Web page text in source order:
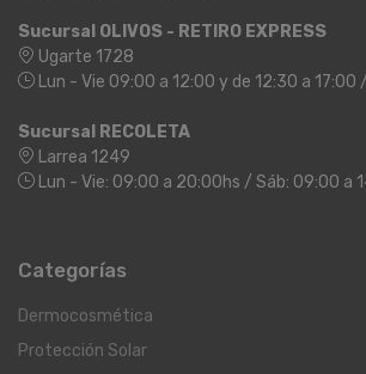
Sucursal OLIVOS - RETIRO EXPRESS
Ugarte 1728
Lun - Vie 09:00 a 12:00 y de 12:30 a 17:00
Sucursal RECOLETA
Larrea 1249
Lun - Vie: 09:00 a 20:00hs / Sáb: 09:00 a
Categorías
Dermocosmética
Protección Solar